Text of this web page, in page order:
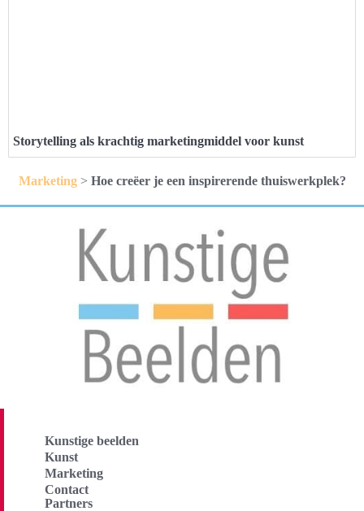
Storytelling als krachtig marketingmiddel voor kunst
Marketing> Hoe creëer je een inspirerende thuiswerkplek?
Kunstige beelden
Kunst
Marketing
Contact
Partners